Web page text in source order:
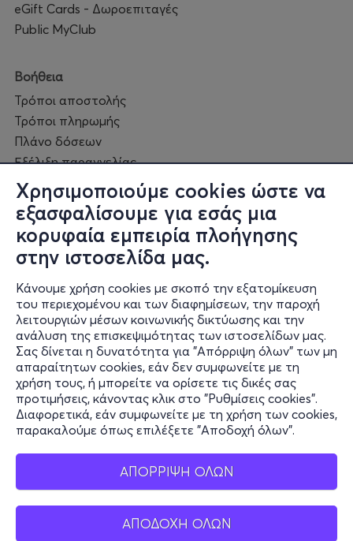
Χρησιμοποιούμε cookies ώστε να
εξασφαλίσουμε για εσάς μια
κορυφαία εμπειρία πλοήγησης
στην ιστοσελίδα μας.
Κάνουμε χρήση cookies με σκοπό την εξατομίκευση
του περιεχομένου και των διαφημίσεων, την παροχή
λειτουργιών μέσων κοινωνικής δικτύωσης και την
ανάλυση της επισκεψιμότητας των ιστοσελίδων μας.
Σας δίνεται η δυνατότητα για "Απόρριψη όλων" των μη
απαραίτητων cookies, εάν δεν συμφωνείτε με τη
χρήση τους, ή μπορείτε να ορίσετε τις δικές σας
προτιμήσεις, κάνοντας κλικ στο "Ρυθμίσεις cookies".
Διαφορετικά, εάν συμφωνείτε με τη χρήση των cookies,
παρακαλούμε όπως επιλέξετε "Αποδοχή όλων".
ΑΠΟΡΡΙΨΗ ΟΛΩΝ
ΑΠΟΔΟΧΗ ΟΛΩΝ
eGift Cards - Δωροεπιταγές
Public MyClub
Βοήθεια
Τρόποι αποστολής
Τρόποι πληρωμής
Πλάνο δόσεων
Εξέλιξη παραγγελίας
Πορεία επισκευής
Συχνές ερωτήσεις και
επικοινωνία
Ο online κόσμος μας
Public GR
Public CY
Publicbusiness.gr
Public + home
Book Friends
Public Blog
Η Spotify Λίστα μας